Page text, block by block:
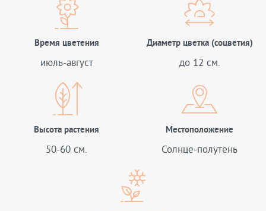
Время цветения
июль-август
Диаметр цветка (соцветия)
до 12 см.
Высота растения
50-60 см.
Местоположение
Солнце-полутень